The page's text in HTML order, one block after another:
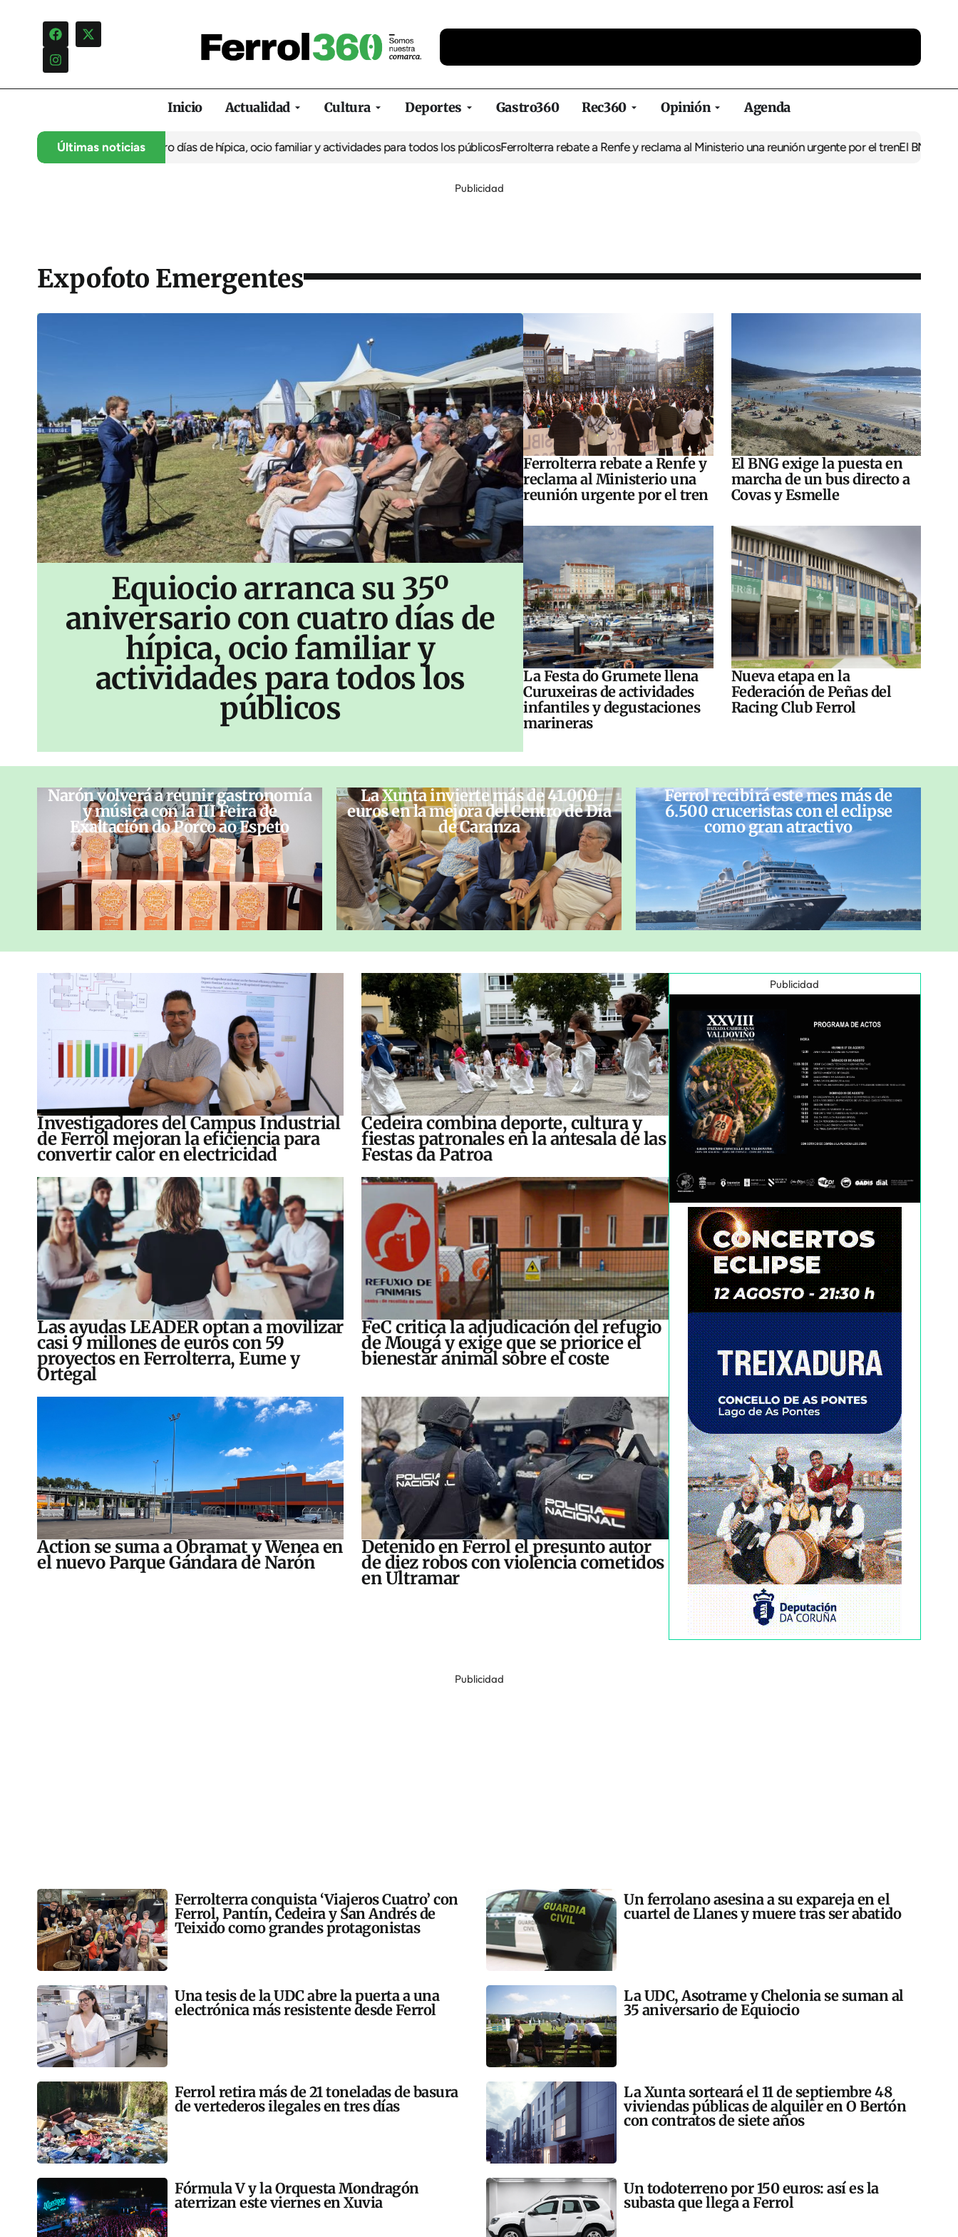
Inicio Actualidad Cultura Deportes Gastro360 Rec360 Opinión Agenda
Últimas noticias
aniversario con cuatro días de hípica, ocio familiar y actividades para todos los públicosFerrolterra rebate a Renfe y reclama al Ministerio una reunión urgente por el trenEl BNG exige la
Publicidad
Expofoto Emergentes
Equiocio arranca su 35º
aniversario con cuatro días de
hípica, ocio familiar y
actividades para todos los
públicos
Ferrolterra rebate a Renfe y
reclama al Ministerio una
reunión urgente por el tren
El BNG exige la puesta en
marcha de un bus directo a
Covas y Esmelle
La Festa do Grumete llena
Curuxeiras de actividades
infantiles y degustaciones
marineras
Nueva etapa en la
Federación de Peñas del
Racing Club Ferrol
Narón volverá a reunir gastronomía
y música con la III Feira de
Exaltación do Porco ao Espeto
La Xunta invierte más de 41.000
euros en la mejora del Centro de Día
de Caranza
Ferrol recibirá este mes más de
6.500 cruceristas con el eclipse
como gran atractivo
Investigadores del Campus Industrial
de Ferrol mejoran la eficiencia para
convertir calor en electricidad
Cedeira combina deporte, cultura y
fiestas patronales en la antesala de las
Festas da Patroa
Las ayudas LEADER optan a movilizar
casi 9 millones de euros con 59
proyectos en Ferrolterra, Eume y
Ortegal
FeC critica la adjudicación del refugio
de Mougá y exige que se priorice el
bienestar animal sobre el coste
Action se suma a Obramat y Wenea en
el nuevo Parque Gándara de Narón
Detenido en Ferrol el presunto autor
de diez robos con violencia cometidos
en Ultramar
Publicidad
Publicidad
Ferrolterra conquista ‘Viajeros Cuatro’ con
Ferrol, Pantín, Cedeira y San Andrés de
Teixido como grandes protagonistas
Un ferrolano asesina a su expareja en el
cuartel de Llanes y muere tras ser abatido
Una tesis de la UDC abre la puerta a una
electrónica más resistente desde Ferrol
La UDC, Asotrame y Chelonia se suman al
35 aniversario de Equiocio
Ferrol retira más de 21 toneladas de basura
de vertederos ilegales en tres días
La Xunta sorteará el 11 de septiembre 48
viviendas públicas de alquiler en O Bertón
con contratos de siete años
Fórmula V y la Orquesta Mondragón
aterrizan este viernes en Xuvia
Un todoterreno por 150 euros: así es la
subasta que llega a Ferrol